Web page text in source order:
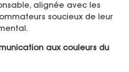
alignée avec les
soucieux de leur
aux couleurs du